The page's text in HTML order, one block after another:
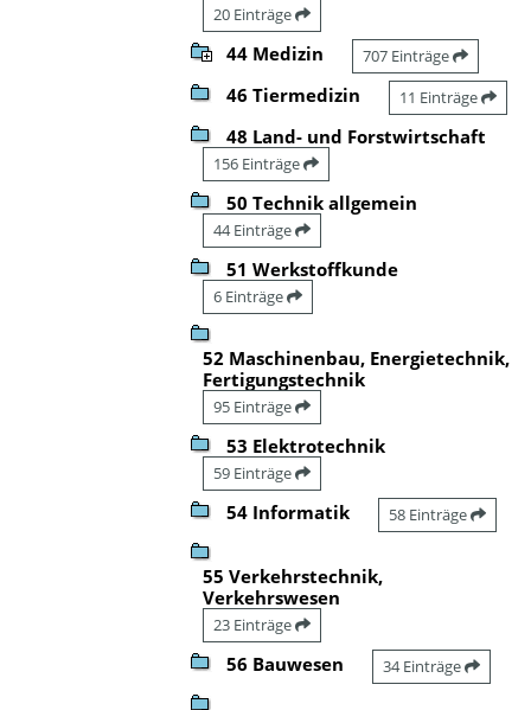
20 Einträge
44 Medizin 707 Einträge
46 Tiermedizin 11 Einträge
48 Land- und Forstwirtschaft
156 Einträge
50 Technik allgemein
44 Einträge
51 Werkstoffkunde
6 Einträge
52 Maschinenbau, Energietechnik,
Fertigungstechnik
95 Einträge
53 Elektrotechnik
59 Einträge
54 Informatik 58 Einträge
55 Verkehrstechnik,
Verkehrswesen
23 Einträge
56 Bauwesen 34 Einträge